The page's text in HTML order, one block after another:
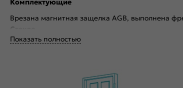
Комплектующие
Врезана магнитная защелка AGB, выполнена
Стекло
Без стекла
Показать полностью